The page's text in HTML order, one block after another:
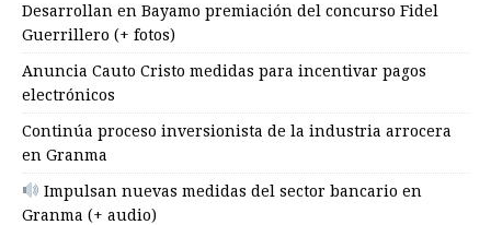
Desarrollan en Bayamo premiación del concurso Fidel
Guerrillero (+ fotos)
Anuncia Cauto Cristo medidas para incentivar pagos
electrónicos
Continúa proceso inversionista de la industria arrocera
en Granma
Impulsan nuevas medidas del sector bancario en
Granma (+ audio)